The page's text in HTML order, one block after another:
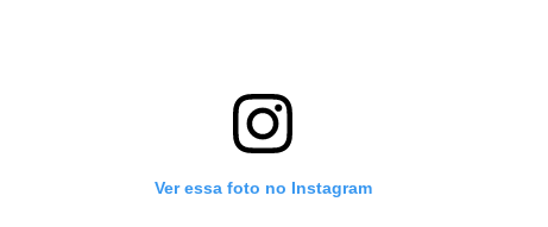
Ver essa foto no Instagram